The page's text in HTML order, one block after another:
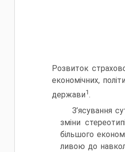
Розвиток
економічних,
держави1.
З’ясування
зміни
більшого
ливою до